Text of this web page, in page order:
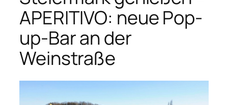
APERITIVO: neue Pop-
up-Bar an der
Weinstraße